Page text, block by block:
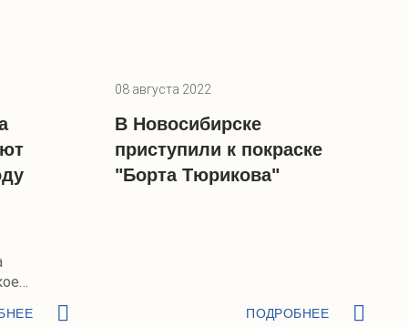
08 августа 2022
В Новосибирске
приступили к покраске
"Борта Тюрикова"
ПОДРОБНЕЕ